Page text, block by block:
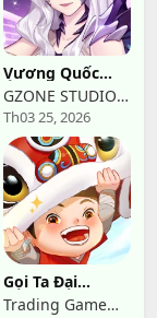
Vương Quốc
Ánh Sáng -
Gzone
GZONE STUDIO
JSC
Th03 25, 2026
Gọi Ta Đại
Chưởng Quỹ
Trading Game